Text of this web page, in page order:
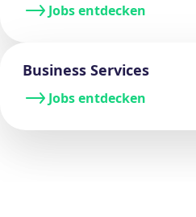
Jobs entdecken
Business Services
Jobs entdecken